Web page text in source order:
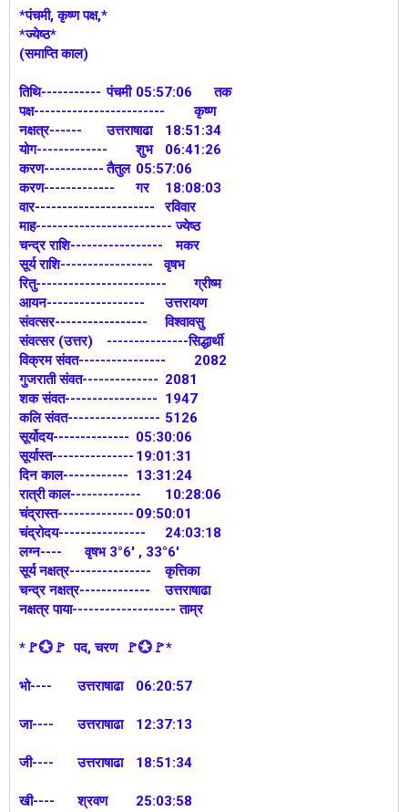
*पंचमी, कृष्ण पक्ष,*
*ज्येष्ठ*
(समाप्ति काल)
तिथि----------- पंचमी 05:57:06 तक
पक्ष------------------------
कृष्ण
नक्षत्र------
उत्तराषाढा
18:51:34
योग-------------
शुभ
06:41:26
करण----------- तैतुल 05:57:06
करण-------------
गर
18:08:03
वार----------------------
रविवार
माह------------------------- ज्येष्ठ
चन्द्र राशि-----------------
मकर
सूर्य राशि----------------- वृषभ
रितु------------------------
ग्रीष्म
आयन------------------
उत्तरायण
संवत्सर-----------------
विश्वावसु
संवत्सर (उत्तर)
---------------सिद्धार्थी
विक्रम संवत----------------
2082
गुजराती संवत-------------- 2081
शक संवत----------------- 1947
कलि संवत----------------- 5126
सूर्योदय-------------- 05:30:06
सूर्यास्त--------------- 19:01:31
दिन काल------------ 13:31:24
रात्री काल-------------
10:28:06
चंद्रास्त-------------- 09:50:01
चंद्रोदय----------------
24:03:18
लग्न----
वृषभ 3°6' , 33°6'
सूर्य नक्षत्र---------------
कृत्तिका
चन्द्र नक्षत्र-------------
उत्तराषाढा
नक्षत्र पाया------------------- ताम्र
*🚩💮🚩 पद, चरण 🚩💮🚩*
भो---- उत्तराषाढा 06:20:57
जा---- उत्तराषाढा 12:37:13
जी---- उत्तराषाढा 18:51:34
खी---- श्रवण 25:03:58